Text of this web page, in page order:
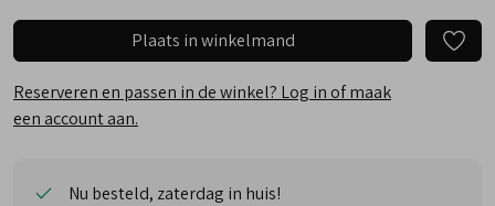
Plaats in winkelmand
Reserveren en passen in de winkel? Log in of maak
een account aan.
Nu besteld, zaterdag in huis!